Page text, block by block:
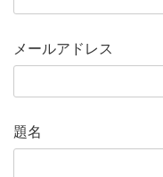
メールアドレス
題名